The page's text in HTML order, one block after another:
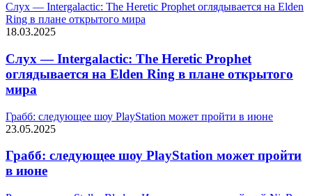
Слух — Intergalactic: The Heretic Prophet оглядывается на Elden
Ring в плане открытого мира
18.03.2025
Слух — Intergalactic: The Heretic Prophet
оглядывается на Elden Ring в плане открытого
мира
Грабб: следующее шоу PlayStation может пройти в июне
23.05.2025
Грабб: следующее шоу PlayStation может пройти
в июне